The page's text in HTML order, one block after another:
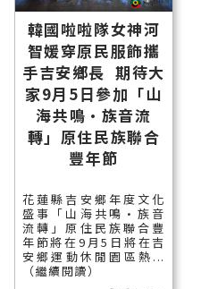
韓國啦啦隊女神河
智媛穿原民服飾攜
手吉安鄉長 期待大
家9月5日參加「山
海共鳴•族音流
轉」原住民族聯合
豐年節
花蓮縣吉安鄉年度文化
盛事「山海共鳴•族音
流轉」原住民族聯合豐
年節將在9月5日將在吉
安鄉運動休閒園區熱...
（繼續閱讀）